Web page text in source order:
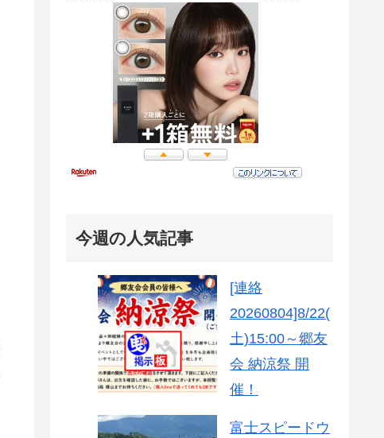
今週の人気記事
[連絡
20260804]8/22(
土)15:00～郷友
会 納涼祭 開
催！
富士スピードウ